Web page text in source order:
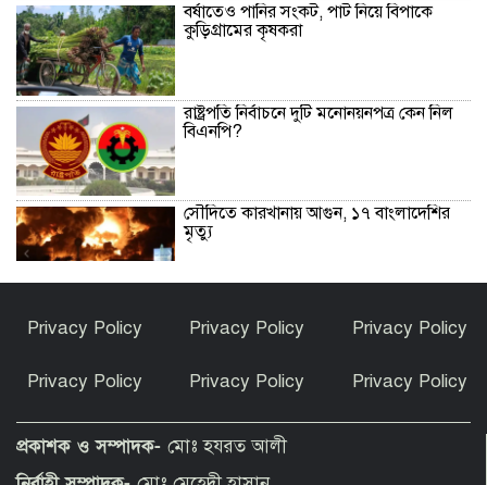
বর্ষাতেও পানির সংকট, পাট নিয়ে বিপাকে
কুড়িগ্রামের কৃষকরা
রাষ্ট্রপতি নির্বাচনে দুটি মনোনয়নপত্র কেন নিল
বিএনপি?
সৌদিতে কারখানায় আগুন, ১৭ বাংলাদেশির
মৃত্যু
বিএনপি নেতা আলিফ
টাকা হাতিয়ে নেওয়ার অভিযোগ
Privacy Policy Privacy Policy Privacy Policy
Privacy Policy Privacy Policy Privacy Policy
প্রকাশক ও সম্পাদক- মোঃ হযরত আলী